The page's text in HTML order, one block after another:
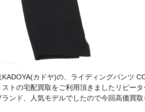
カドヤ)の、ライディングパンツ
トの宅配買取をご利用頂きましたリピー
ンド、人気モデルでしたので今回高価買取